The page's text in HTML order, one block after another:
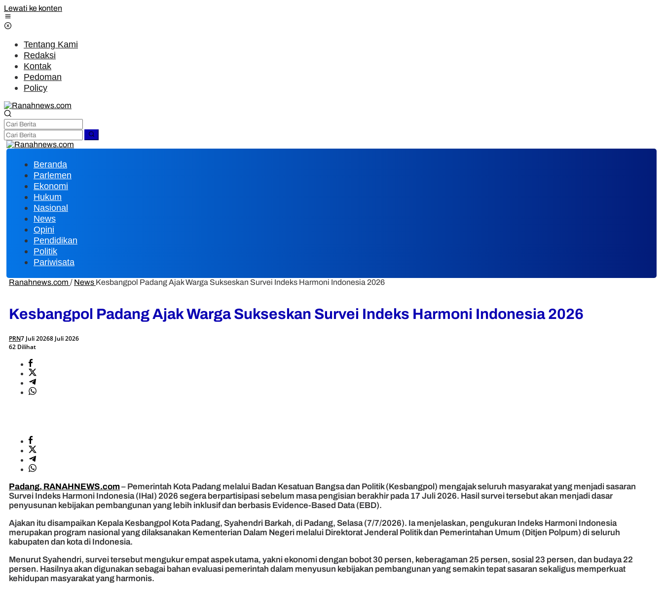
Lewati ke konten
Tentang Kami
Redaksi
Kontak
Pedoman
Policy
Beranda
Parlemen
Ekonomi
Hukum
Nasional
News
Opini
Pendidikan
Politik
Pariwisata
Ranahnews.com / News Kesbangpol Padang Ajak Warga Sukseskan Survei Indeks Harmoni Indonesia 2026
Kesbangpol Padang Ajak Warga Sukseskan Survei Indeks Harmoni Indonesia 2026
PRN7 Juli 20268 Juli 2026
62 Dilihat
Padang, RANAHNEWS.com– Pemerintah Kota Padang melalui Badan Kesatuan Bangsa dan Politik (Kesbangpol) mengajak seluruh masyarakat yang menjadi sasaran
Survei Indeks Harmoni Indonesia (IHaI) 2026 segera berpartisipasi sebelum masa pengisian berakhir pada 17 Juli 2026. Hasil survei tersebut akan menjadi dasar
penyusunan kebijakan pembangunan yang lebih inklusif dan berbasis Evidence-Based Data (EBD).
Ajakan itu disampaikan Kepala Kesbangpol Kota Padang, Syahendri Barkah, di Padang, Selasa (7/7/2026). Ia menjelaskan, pengukuran Indeks Harmoni Indonesia
merupakan program nasional yang dilaksanakan Kementerian Dalam Negeri melalui Direktorat Jenderal Politik dan Pemerintahan Umum (Ditjen Polpum) di seluruh
kabupaten dan kota di Indonesia.
Menurut Syahendri, survei tersebut mengukur empat aspek utama, yakni ekonomi dengan bobot 30 persen, keberagaman 25 persen, sosial 23 persen, dan budaya 22
persen. Hasilnya akan digunakan sebagai bahan evaluasi pemerintah dalam menyusun kebijakan pembangunan yang semakin tepat sasaran sekaligus memperkuat
kehidupan masyarakat yang harmonis.